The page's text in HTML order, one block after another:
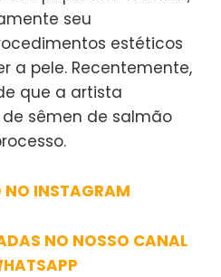
seu
estéticos
a pele. Recentemente,
que a artista
sêmen de salmão
NO INSTAGRAM
NO NOSSO CANAL